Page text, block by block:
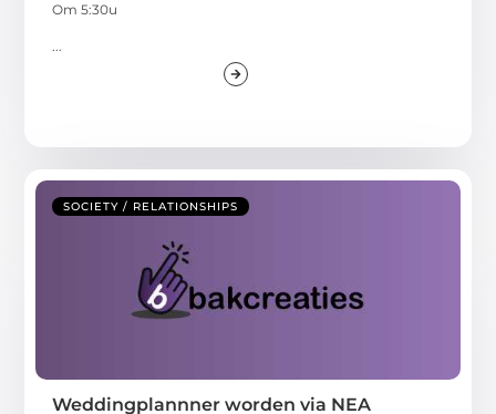
Om 5:30u
SOCIETY / RELATIONSHIPS
Weddingplannner worden via NEA